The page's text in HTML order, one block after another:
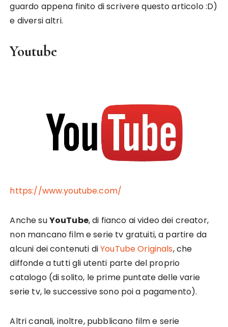
guardo appena finito di scrivere questo articolo :D)
e diversi altri.
Youtube
https://www.youtube.com/
Anche suYouTube, di fianco ai video dei creator,
non mancano film e serie tv gratuiti, a partire da
alcuni dei contenuti diYouTube Originals, che
diffonde a tutti gli utenti parte del proprio
catalogo (di solito, le prime puntate delle varie
serie tv, le successive sono poi a pagamento).
Altri canali, inoltre, pubblicano film e serie